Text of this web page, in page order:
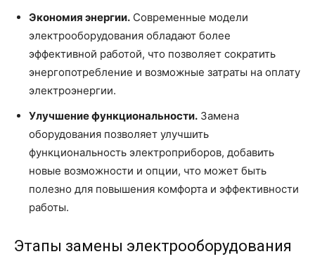
Экономия энергии. Современные модели
электрооборудования обладают более
эффективной работой, что позволяет сократить
энергопотребление и возможные затраты на оплату
электроэнергии.
Улучшение функциональности. Замена
оборудования позволяет улучшить
функциональность электроприборов, добавить
новые возможности и опции, что может быть
полезно для повышения комфорта и эффективности
работы.
Этапы замены электрооборудования